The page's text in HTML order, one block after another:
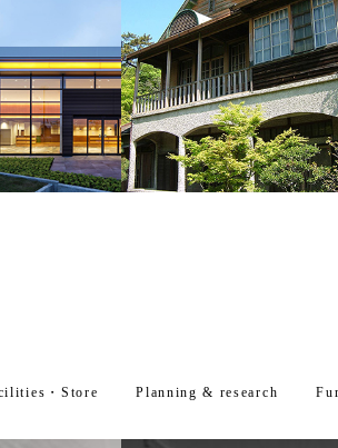
・Store Planning & research